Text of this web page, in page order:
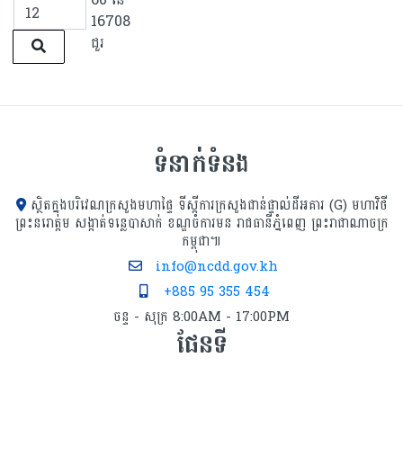
16708
ជួរ
ទំនាក់ទំនង
ស្ថិតក្នុងបរិវេណក្រសួងមហាផ្ទៃ ទីស្ដីការក្រសួង​ជាន់ផ្ទាល់ដីអគារ (G) មហាវិថី
ព្រះនរោត្តម សង្កាត់ទន្លេបាសាក់ ខណ្ឌចំការមន រាជធានីភ្នំពេញ ព្រះរាជាណាចក្រ
កម្ពុជា៕
info@ncdd.gov.kh
+885 95 355 454
ចន្ទ - សុក្រ 8:00AM - 17:00PM
ផែនទី